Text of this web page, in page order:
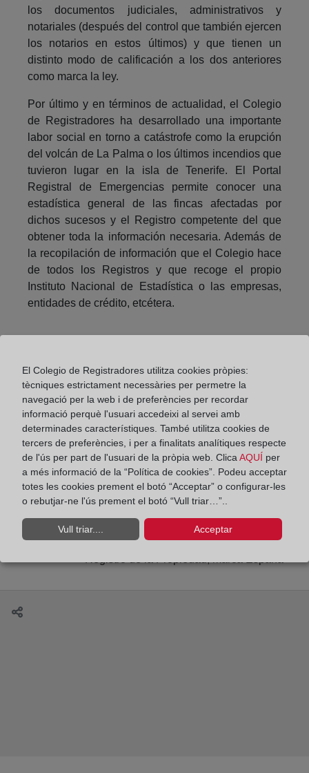
los documentos judiciales, administrativos y
notariales (después del control que también ejercen
los notarios en estos últimos) y que tienen un
distinto modo de calificación a los dos anteriores
como marca la ley.
Por último y en términos de actualidad, el Colegio
de Registradores ha desarrollado una importante
labor social en torno a catástrofe como la erupción
del volcán de La Palma o los últimos incendios que
tuvieron lugar en la isla de Tenerife. El Portal
Registral de Emergencias permite conocer una
estadística general de las fincas afectadas por
dichos sucesos y el Registro competente del que
obtener toda la información necesaria. Además de
la recopilación de información que el Colegio hace
de todos los Registros y que recoge el propio
Instituto Nacional de Estadística o las empresas,
entidades de crédito, etcétera.
La identificación de los medios de pago en la
prevención del blanqueo de capitales y la
financiación del terrorismo. Calificación registral
El Colegio de Registradores utilitza cookies pròpies:
tècniques estrictament necessàries per permetre la
navegació per la web i de preferències per recordar
informació perquè l'usuari accedeixi al servei amb
determinades característiques. També utilitza cookies de
tercers de preferències, i per a finalitats analítiques respecte
de l'ús per part de l'usuari de la pròpia web. ClicaAQUÍ per
a més informació de la “Política de cookies”. Podeu acceptar
totes les cookies prement el botó “Acceptar” o configurar-les
o rebutjar-ne l'ús prement el botó “Vull triar…”..
Vull triar.... Acceptar